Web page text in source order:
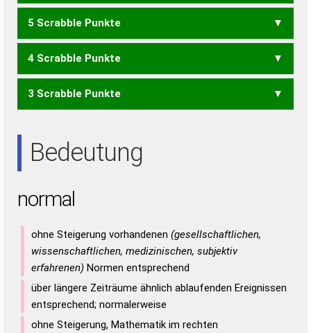
ALM MOA OMA ROM
5 Scrabble Punkte
ARM LOA MAN
4 Scrabble Punkte
LAR ORA
3 Scrabble Punkte
Bedeutung
normal
ohne Steigerung vorhandenen (gesellschaftlichen,
wissenschaftlichen, medizinischen, subjektiv
erfahrenen) Normen entsprechend
über längere Zeiträume ähnlich ablaufenden Ereignissen
entsprechend; normalerweise
ohne Steigerung, Mathematik im rechten